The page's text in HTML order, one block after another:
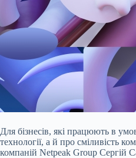
Для бізнесів, які працюють в
технології, а й про сміливість
компаній Netpeak Group Сергій